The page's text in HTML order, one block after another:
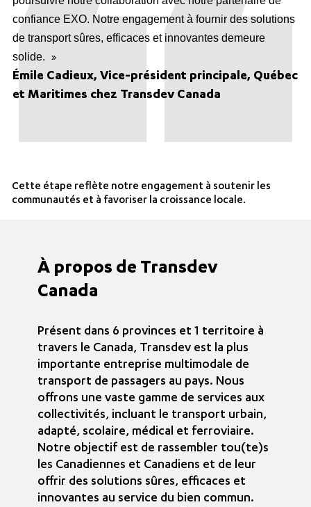
confiance EXO. Notre engagement à fournir des solutions
de transport sûres, efficaces et innovantes demeure
solide. »
Émile Cadieux, Vice-président principale, Québec
et Maritimes chez Transdev Canada
Cette étape reflète notre engagement à soutenir les
communautés et à favoriser la croissance locale.
À propos de Transdev
Canada
Présent dans 6 provinces et 1 territoire à
travers le Canada, Transdev est la plus
importante entreprise multimodale de
transport de passagers au pays. Nous
offrons une vaste gamme de services aux
collectivités, incluant le transport urbain,
adapté, scolaire, médical et ferroviaire.
Notre objectif est de rassembler tou(te)s
les Canadiennes et Canadiens et de leur
offrir des solutions sûres, efficaces et
innovantes au service du bien commun.